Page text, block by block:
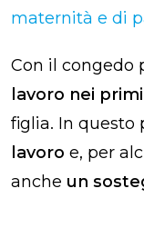
maternità e di
Con il congedo
lavoro nei
figlia. In questo
lavoro e, per
anche un